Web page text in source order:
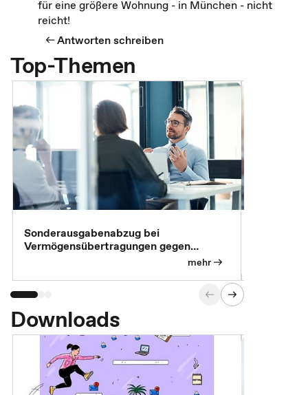
für eine größere Wohnung - in München - nicht
reicht!
Antworten schreiben
Top-Themen
Sonderausgabenabzug bei
Vermögensübertragungen gegen
mehr
Downloads